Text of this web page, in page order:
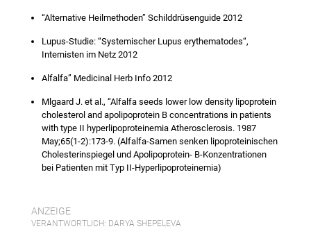
“Alternative Heilmethoden” Schilddrüsenguide 2012
Lupus-Studie: “Systemischer Lupus erythematodes“,
Internisten im Netz 2012
Alfalfa” Medicinal Herb Info 2012
Mlgaard J. et al., “Alfalfa seeds lower low density lipoprotein
cholesterol and apolipoprotein B concentrations in patients
with type II hyperlipoproteinemia Atherosclerosis. 1987
May;65(1-2):173-9. (Alfalfa-Samen senken lipoproteinischen
Cholesterinspiegel und Apolipoprotein- B-Konzentrationen
bei Patienten mit Typ II-Hyperlipoproteinemia)
ANZEIGE
VERANTWORTLICH: DARYA SHEPELEVA